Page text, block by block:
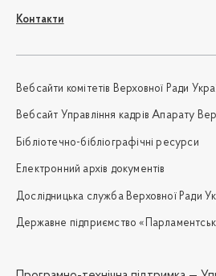
Контакти
Вебсайти комітетів Верховної Ради
Вебсайт Управління кадрів Апарату
Бібліотечно-бібліографічні ресурси
Електронний архів документів
Дослідницька служба Верховної Ради
Державне підприємство